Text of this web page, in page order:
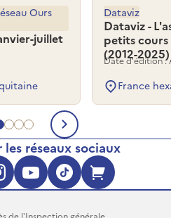
Aller au document 1
Aller au document 2
Aller au document 3
Aller au document 4
juillet
Ours
Dataviz -
petits cours
(2012-2025)
Dataviz
Date d'édition :
France
précédent
Document
les réseaux sociaux
(s'ouvre dans une
(s'ouvre dans
(s'ouvre
YouTube
TikTok
de l’Inspection générale